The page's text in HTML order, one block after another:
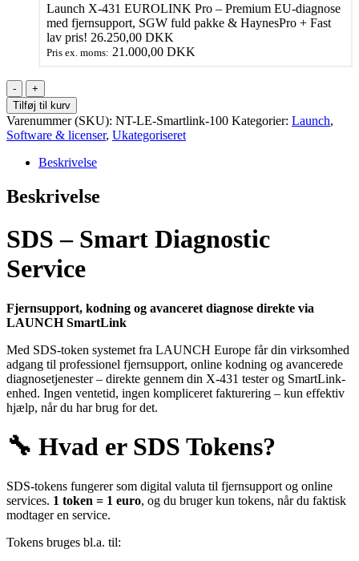
Launch X‑431 EUROLINK Pro – Premium EU‑diagnose
med fjernsupport, SGW fuld pakke & HaynesPro + Fast
lav pris! 26.250,00 DKK
Pris ex. moms: 21.000,00 DKK
SDS
Tokens
100stk
–
for
Fjernsupport
Online
Kodning
LAUNCH
SmartLink
Tilføj til kurv
Varenummer (SKU): NT-LE-Smartlink-100 Kategorier: Launch,
Software & licenser, Ukategoriseret
Beskrivelse
Beskrivelse
SDS – Smart Diagnostic
Service
Fjernsupport, kodning og avanceret diagnose direkte via
LAUNCH SmartLink
Med SDS-token systemet fra LAUNCH Europe får din virksomhed
adgang til professionel fjernsupport, online kodning og avancerede
diagnosetjenester – direkte gennem din X-431 tester og SmartLink-
enhed. Ingen ventetid, ingen kompliceret fakturering – kun effektiv
hjælp, når du har brug for det.
🔧 Hvad er SDS Tokens?
SDS-tokens fungerer som digital valuta til fjernsupport og online
services. 1 token = 1 euro, og du bruger kun tokens, når du faktisk
modtager en service.
Tokens bruges bl.a. til: